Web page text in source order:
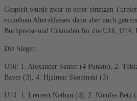
Gespielt wurde zwar in einer einzigen
einzelnen Altersklassen dann aber auch
Buchpreise und Urkunden für die U16, U14,
Die Sieger:
U16: 1. Alexander Sauter (4 Punkte), 2.
Bayer (3), 4. Hjalmar Skopinski (3)
U14: 1. Lennert Nathan (4), 2. Nicolas Betz